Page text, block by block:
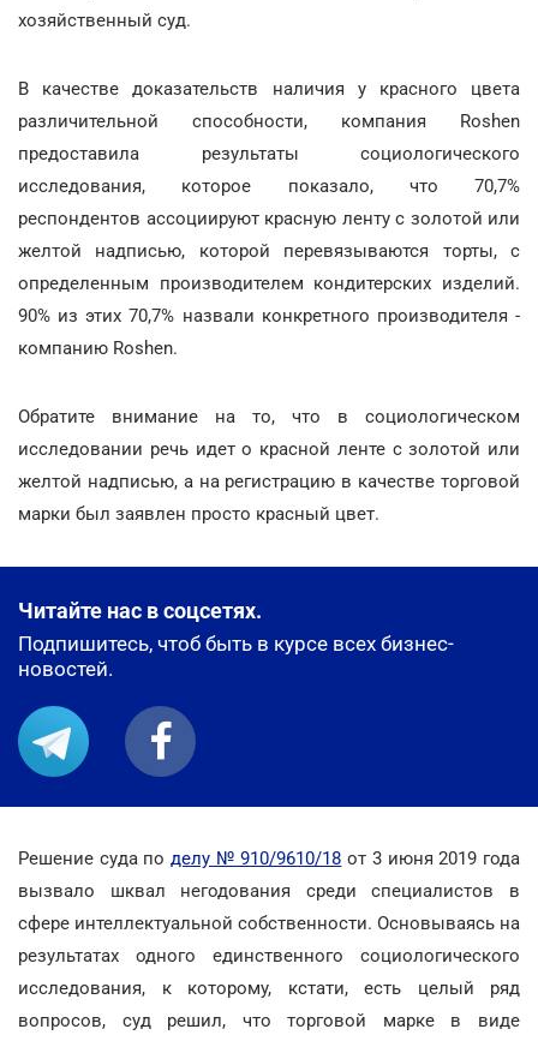
хозяйственный суд.
В качестве доказательств наличия у красного цвета
различительной способности, компания Roshen
предоставила результаты социологического
исследования, которое показало, что 70,7%
респондентов ассоциируют красную ленту с золотой или
желтой надписью, которой перевязываются торты, с
определенным производителем кондитерских изделий.
90% из этих 70,7% назвали конкретного производителя -
компанию Roshen.
Обратите внимание на то, что в социологическом
исследовании речь идет о красной ленте с золотой или
желтой надписью, а на регистрацию в качестве торговой
марки был заявлен просто красный цвет.
Читайте нас в соцсетях.
Подпишитесь, чтоб быть в курсе всех бизнес-
новостей.
Решение суда поделу № 910/9610/18 от 3 июня 2019 года
вызвало шквал негодования среди специалистов в
сфере интеллектуальной собственности. Основываясь на
результатах одного единственного социологического
исследования, к которому, кстати, есть целый ряд
вопросов, суд решил, что торговой марке в виде